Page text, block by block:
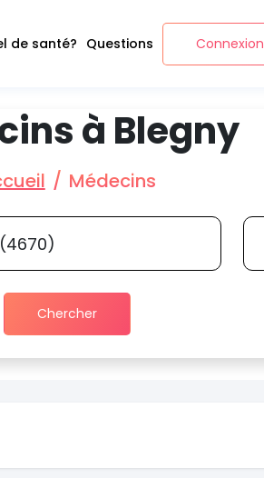
de santé? Questions Connexion
à Blegny
Médecins
Chercher